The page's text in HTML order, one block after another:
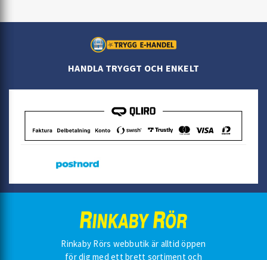
HANDLA TRYGGT OCH ENKELT
Rinkaby Rörs webbutik är alltid öppen
för dig med ett brett sortiment och